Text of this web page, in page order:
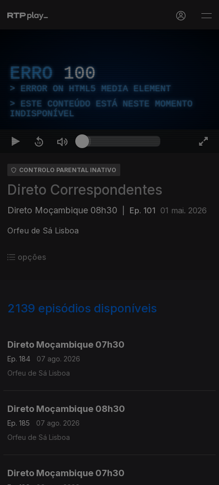
ERRO 100
ERROR ON HTML5 MEDIA ELEMENT
ESTE CONTEÚDO ESTÁ NESTE MOMENTO
INDISPONÍVEL
CONTROLO PARENTAL INATIVO
Direto Correspondentes
Direto Moçambique 08h30 Ep. 101 01 mai. 2026
Orfeu de Sá Lisboa
opções
2139 episódios disponíveis
Direto Moçambique 07h30
Ep. 184
07 ago. 2026
Orfeu de Sá Lisboa
Direto Moçambique 08h30
Ep. 185
07 ago. 2026
Orfeu de Sá Lisboa
Direto Moçambique 07h30